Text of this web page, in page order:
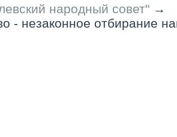
народный совет" →
- незаконное отбирание